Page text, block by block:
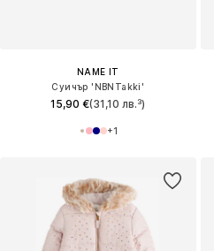
NAME IT
Суичър 'NBNTakki'
15,90 €(31,10 лв.³)
+1